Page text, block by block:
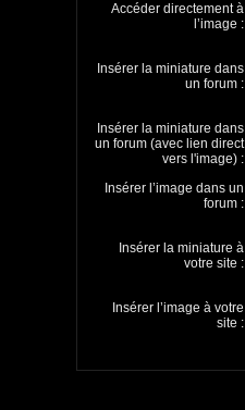
Accéder directement à
l’image :
Insérer la miniature dans
un forum :
Insérer la miniature dans
un forum (avec lien direct
vers l'image) :
Insérer l’image dans un
forum :
Insérer la miniature à
votre site :
Insérer l’image à votre
site :